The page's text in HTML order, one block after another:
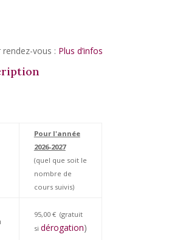
vous : Plus d’infos
Pour l'année
2026-2027
(quel que soit le
nombre de
cours suivis)
95,00 € (gratuit
si dérogation)